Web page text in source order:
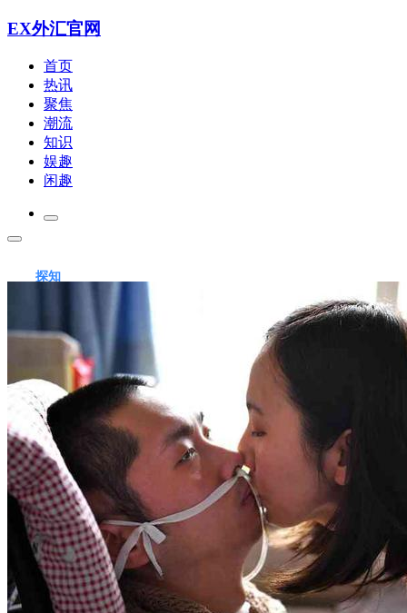
EX外汇官网
首页
热讯
聚焦
潮流
知识
娱趣
闲趣
探知